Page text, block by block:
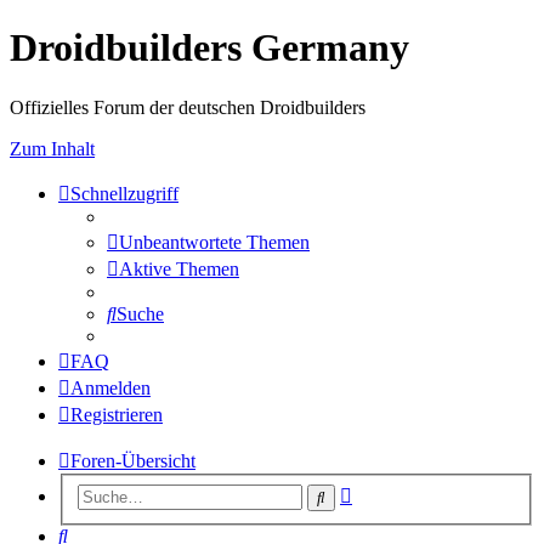
Droidbuilders Germany
Offizielles Forum der deutschen Droidbuilders
Zum Inhalt
Schnellzugriff
Unbeantwortete Themen
Aktive Themen
Suche
FAQ
Anmelden
Registrieren
Foren-Übersicht
Suche
Suche